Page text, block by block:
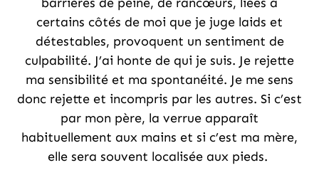
certains côtés de moi que je juge laids et
détestables, provoquent un sentiment de
culpabilité. J’ai honte de qui je suis. Je rejette
ma sensibilité et ma spontanéité. Je me sens
donc rejette et incompris par les autres. Si c’est
par mon père, la verrue apparaît
habituellement aux mains et si c’est ma mère,
elle sera souvent localisée aux pieds.